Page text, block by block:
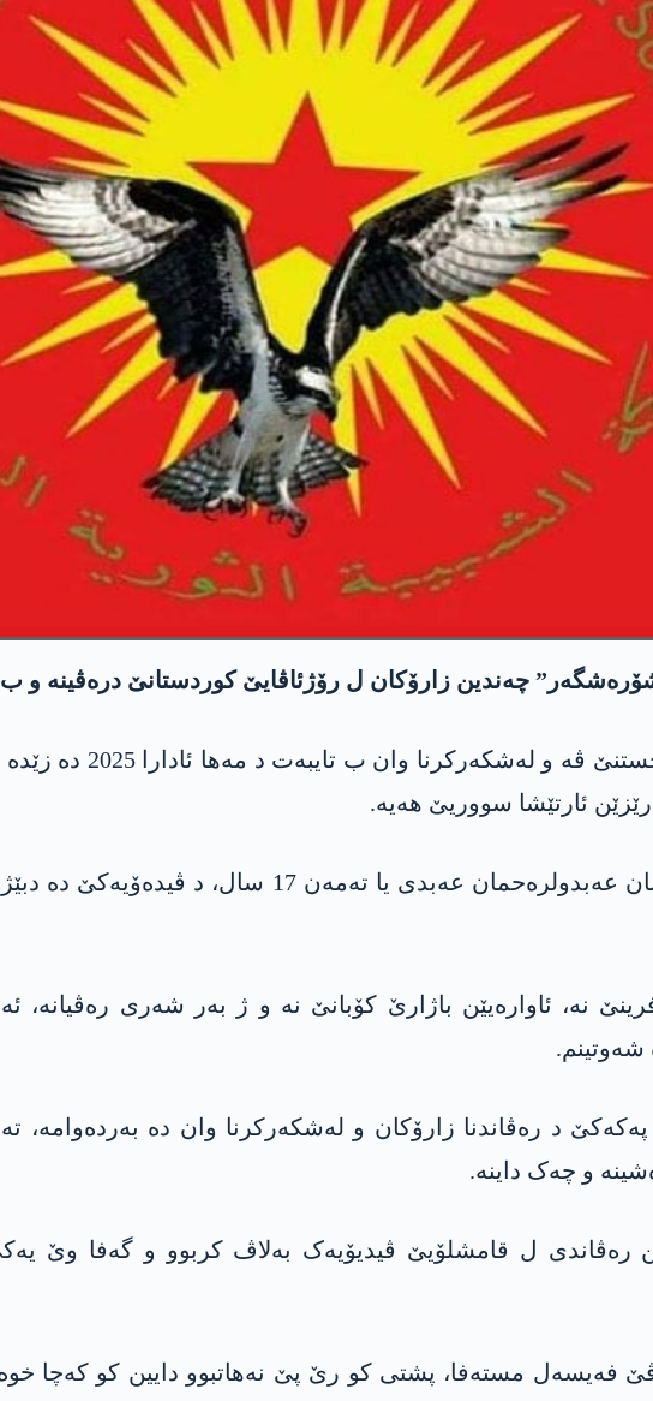
چەندین زارۆکان ل رۆژئاڤایێ کوردستانێ درەڤینە و
دەمەکە رەڤاندنا
رێزێن ئارتێشا سووریێ ھەیە.
دایکا یەک ژ وان زارۆکان یا ب ناڤێ حەنان
نە، ئاوارەیێن باژارێ کۆبانێ نە و ژ بەر شەری
شەوتینم.
د رەڤاندنا زارۆکان و لەشکەرکرنا وان دە بەردەوامە،
و چەک داینە.
ب 2 رۆژان ژی بابێ 2 کەچێن رەڤاندی ل قامشلۆیێ ڤیدیۆیەک بەلاڤ
ب ناڤێ فەیسەل مستەفا، پشتی کو رێ پێ نەھاتبوو دایین کو